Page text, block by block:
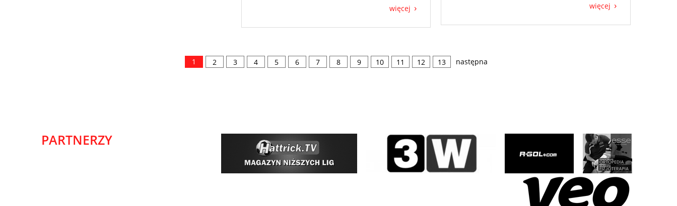
więcej
więcej
1 2 3 4 5 6 7 8 9 10 11 12 13 następna
PARTNERZY